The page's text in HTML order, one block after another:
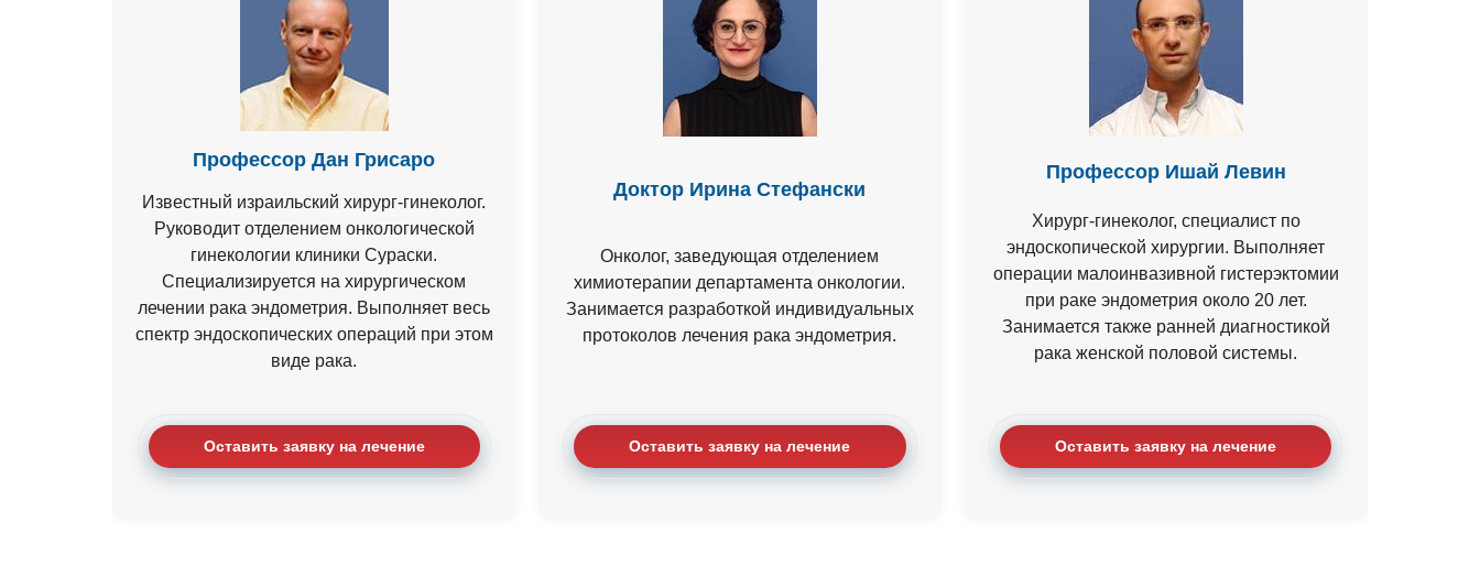
Профессор Дан Грисаро
Известный израильский хирург-гинеколог.
Руководит отделением онкологической
гинекологии клиники Сураски.
Специализируется на хирургическом
лечении рака эндометрия. Выполняет весь
спектр эндоскопических операций при этом
виде рака.
Оставить заявку на лечение
Доктор Ирина Стефански
Онколог, заведующая отделением
химиотерапии департамента онкологии.
Занимается разработкой индивидуальных
протоколов лечения рака эндометрия.
Оставить заявку на лечение
Профессор Ишай Левин
Хирург-гинеколог, специалист по
эндоскопической хирургии. Выполняет
операции малоинвазивной гистерэктомии
при раке эндометрия около 20 лет.
Занимается также ранней диагностикой
рака женской половой системы.
Оставить заявку на лечение